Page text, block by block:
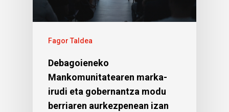
Fagor Taldea
Debagoieneko
Mankomunitatearen marka-
irudi eta gobernantza modu
berriaren aurkezpenean izan